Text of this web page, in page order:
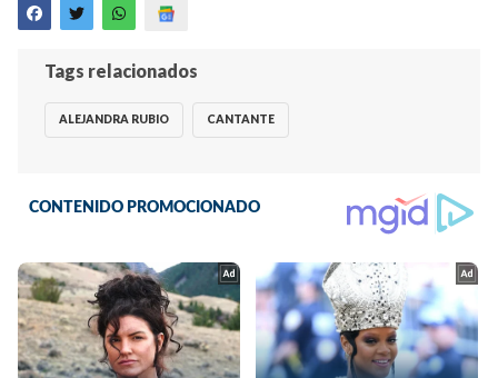
Tags relacionados
ALEJANDRA RUBIO CANTANTE